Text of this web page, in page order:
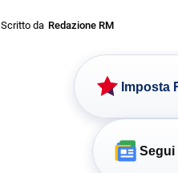
Scritto da Redazione RM
Imposta
Segui